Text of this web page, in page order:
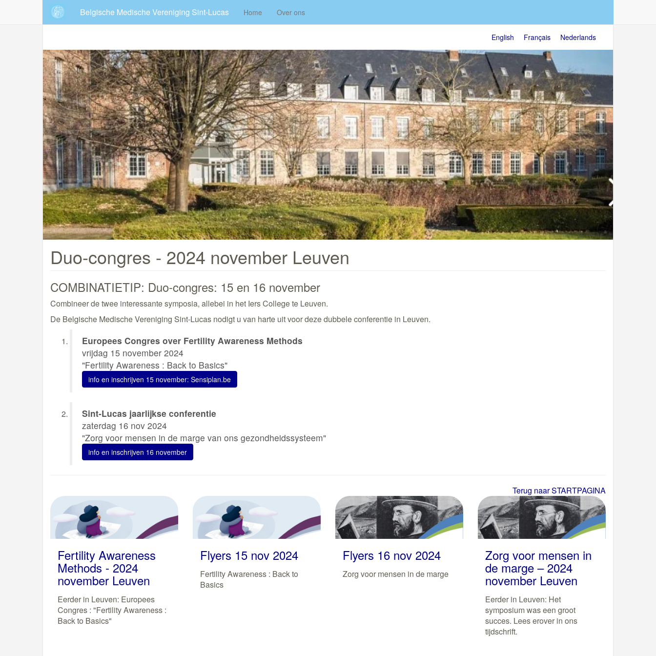
Belgische Medische Vereniging Sint-Lucas Home Over ons
Nederlands
Français
English
Duo-congres - 2024 november Leuven
COMBINATIETIP: Duo-congres: 15 en 16 november
Combineer de twee interessante symposia, allebei in het Iers College te Leuven.
De Belgische Medische Vereniging Sint-Lucas nodigt u van harte uit voor deze dubbele conferentie in Leuven.
Europees Congres over Fertility Awareness Methods
vrijdag 15 november 2024
"Fertility Awareness : Back to Basics"
info en inschrijven 15 november: Sensiplan.be
Sint-Lucas jaarlijkse conferentie
zaterdag 16 nov 2024
"Zorg voor mensen in de marge van ons gezondheidssysteem"
info en inschrijven 16 november
Terug naar STARTPAGINA
Fertility Awareness
Methods - 2024
november Leuven
Eerder in Leuven: Europees
Congres : "Fertility Awareness :
Back to Basics"
Flyers 15 nov 2024
Fertility Awareness : Back to
Basics
Flyers 16 nov 2024
Zorg voor mensen in de marge
Zorg voor mensen in
de marge – 2024
november Leuven
Eerder in Leuven: Het
symposium was een groot
succes. Lees erover in ons
tijdschrift.